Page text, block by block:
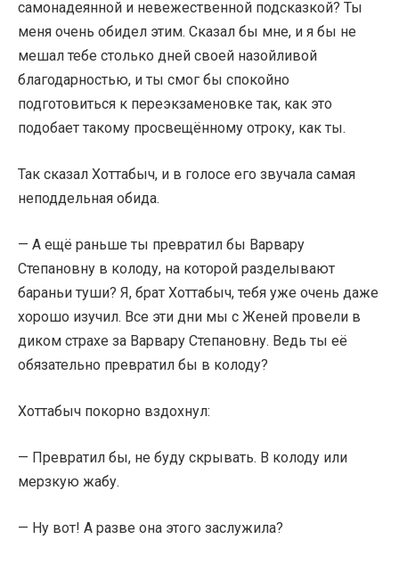
самонадеянной и невежественной подсказкой? Ты
меня очень обидел этим. Сказал бы мне, и я бы не
мешал тебе столько дней своей назойливой
благодарностью, и ты смог бы спокойно
подготовиться к переэкзаменовке так, как это
подобает такому просвещённому отроку, как ты.
Так сказал Хоттабыч, и в голосе его звучала самая
неподдельная обида.
— А ещё раньше ты превратил бы Варвару
Степановну в колоду, на которой разделывают
бараньи туши? Я, брат Хоттабыч, тебя уже очень даже
хорошо изучил. Все эти дни мы с Женей провели в
диком страхе за Варвару Степановну. Ведь ты её
обязательно превратил бы в колоду?
Хоттабыч покорно вздохнул:
— Превратил бы, не буду скрывать. В колоду или
мерзкую жабу.
— Ну вот! А разве она этого заслужила?